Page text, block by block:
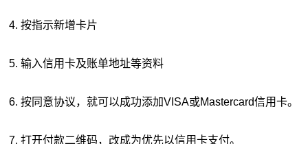
4. 按指示新增卡片
5. 输入信用卡及账单地址等资料
6. 按同意协议，就可以成功添加VISA或Mastercard信用卡。
7. 打开付款二维码，改成为优先以信用卡支付。